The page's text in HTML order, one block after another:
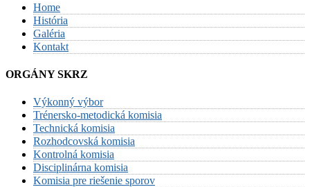
Home
História
Galéria
Kontakt
ORGÁNY SKRZ
Výkonný výbor
Trénersko-metodická komisia
Technická komisia
Rozhodcovská komisia
Kontrolná komisia
Disciplinárna komisia
Komisia pre riešenie sporov